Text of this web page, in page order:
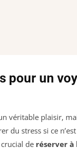
pour un
véritable plaisir,
du stress si ce
de réserver à